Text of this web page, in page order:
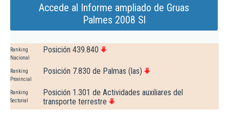
Accede al Informe ampliado de Gruas
Palmes 2008 Sl
Ranking
Nacional
Posición 439.840
Ranking
Provincial
Posición 7.830 de Palmas (las)
Ranking
Sectorial
Posición 1.301 de Actividades auxiliares del
transporte terrestre